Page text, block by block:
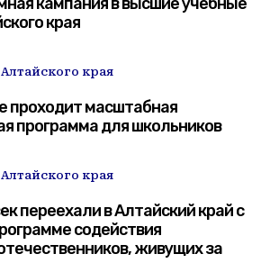
края
края
проходит масштабная
программа для школьников
края
переехали в Алтайский край с
содействия
живущих за